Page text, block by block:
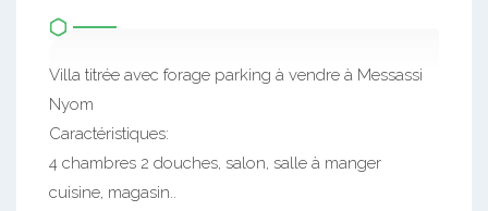
Villa titrée avec forage parking à vendre à Messassi
Nyom
Caractéristiques:
4 chambres 2 douches, salon, salle à manger
cuisine, magasin..